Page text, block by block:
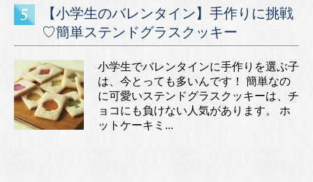
【小学生のバレンタイン】手作りに挑戦
♡簡単ステンドグラスクッキー
小学生でバレンタインに手作りを選ぶ子
は、今とっても多いんです！ 簡単なの
に可愛いステンドグラスクッキーは、チ
ョコにも負けない人気があります。 ホ
ットケーキミ...